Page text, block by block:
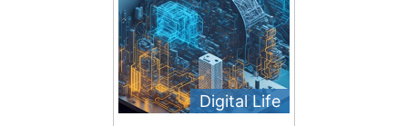
Digital Life